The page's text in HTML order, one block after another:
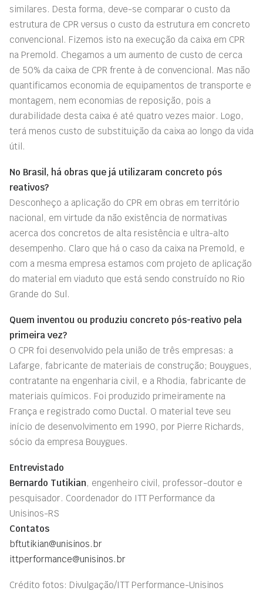
similares. Desta forma, deve-se comparar o custo da
estrutura de CPR versus o custo da estrutura em concreto
convencional. Fizemos isto na execução da caixa em CPR
na Premold. Chegamos a um aumento de custo de cerca
de 50% da caixa de CPR frente à de convencional. Mas não
quantificamos economia de equipamentos de transporte e
montagem, nem economias de reposição, pois a
durabilidade desta caixa é até quatro vezes maior. Logo,
terá menos custo de substituição da caixa ao longo da vida
útil.
No Brasil, há obras que já utilizaram concreto pós
reativos?
Desconheço a aplicação do CPR em obras em território
nacional, em virtude da não existência de normativas
acerca dos concretos de alta resistência e ultra-alto
desempenho. Claro que há o caso da caixa na Premold, e
com a mesma empresa estamos com projeto de aplicação
do material em viaduto que está sendo construído no Rio
Grande do Sul.
Quem inventou ou produziu concreto pós-reativo pela
primeira vez?
O CPR foi desenvolvido pela união de três empresas: a
Lafarge, fabricante de materiais de construção; Bouygues,
contratante na engenharia civil, e a Rhodia, fabricante de
materiais químicos. Foi produzido primeiramente na
França e registrado como Ductal. O material teve seu
início de desenvolvimento em 1990, por Pierre Richards,
sócio da empresa Bouygues.
Entrevistado
Bernardo Tutikian, engenheiro civil, professor-doutor e
pesquisador. Coordenador do ITT Performance da
Unisinos-RS
Contatos
bftutikian@unisinos.br
ittperformance@unisinos.br
Crédito fotos: Divulgação/ITT Performance-Unisinos